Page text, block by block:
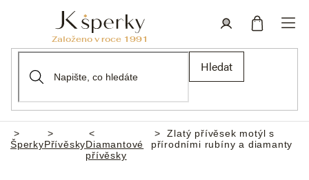
Hledat
Domů
ŠperkyPřívěskyDiamantové
přívěsky
Zlatý přívěsek motýl s
přírodními rubíny a diamanty